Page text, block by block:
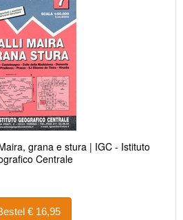
grana e stura | IGC - Istituto
Centrale
Bestel € 16,95